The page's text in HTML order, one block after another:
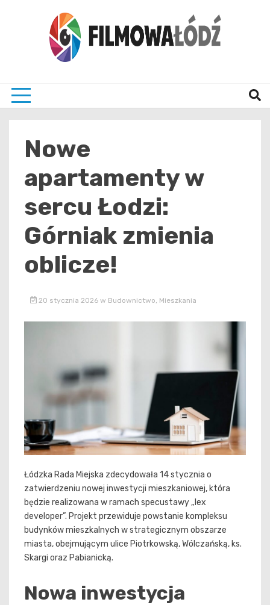
Nowe
apartamenty w
sercu Łodzi:
Górniak zmienia
oblicze!
20 stycznia 2026 w Budownictwo Mieszkania
Łódzka Rada Miejska zdecydowała 14 stycznia o
zatwierdzeniu nowej inwestycji mieszkaniowej, która
będzie realizowana w ramach specustawy „lex
developer”. Projekt przewiduje powstanie kompleksu
budynków mieszkalnych w strategicznym obszarze
miasta, obejmującym ulice Piotrkowską, Wólczańską, ks.
Skargi oraz Pabianicką.
Nowa inwestycja